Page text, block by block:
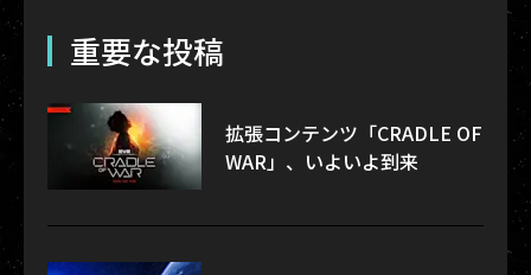
重要な投稿
拡張コンテンツ「CRADLE OF
WAR」、いよいよ到来